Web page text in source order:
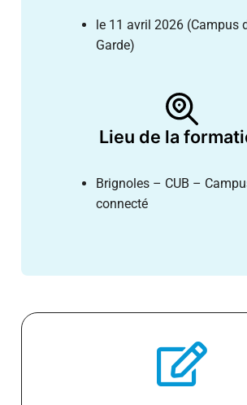
le 11 avril 2026 (Campus
Garde)
Lieu de la
Brignoles – CUB –
connecté